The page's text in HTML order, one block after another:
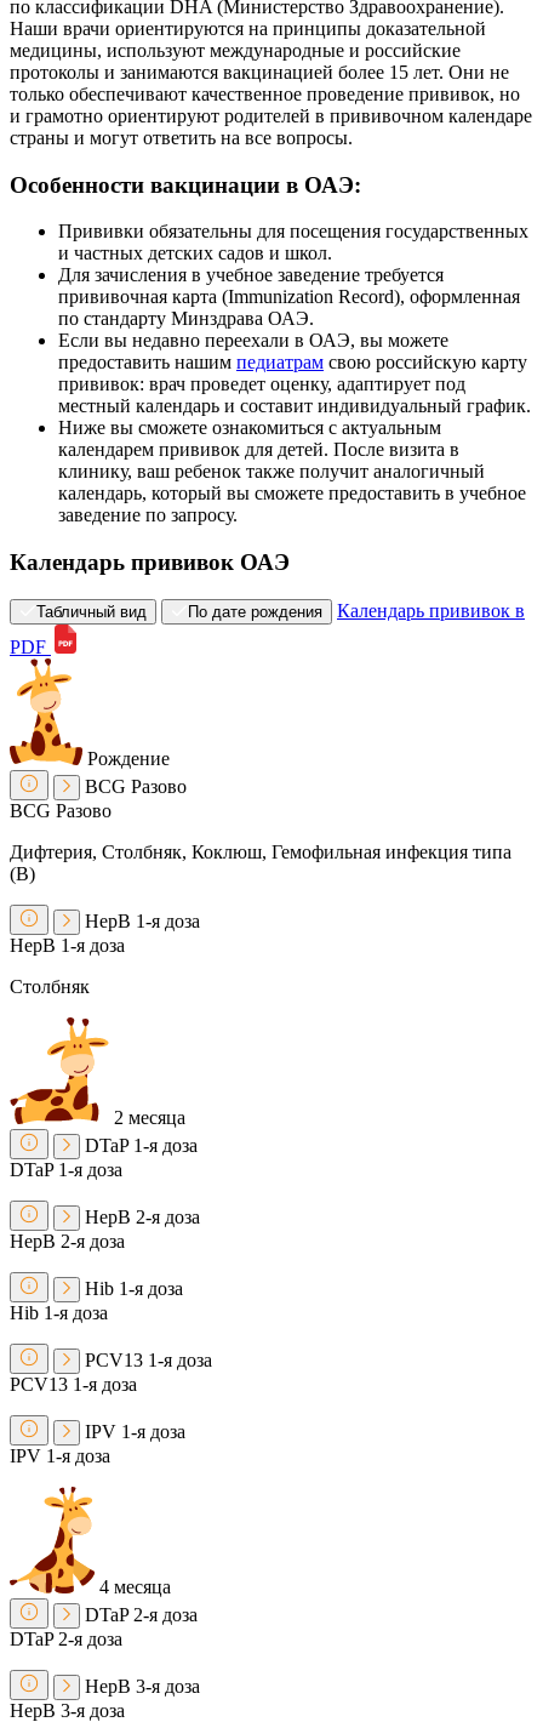
по классификации DHA (Министерство Здравоохранение).
Наши врачи ориентируются на принципы доказательной
медицины, используют международные и российские
протоколы и занимаются вакцинацией более 15 лет. Они не
только обеспечивают качественное проведение прививок, но
и грамотно ориентируют родителей в прививочном календаре
страны и могут ответить на все вопросы.
Особенности вакцинации в ОАЭ:
Прививки обязательны для посещения государственных
и частных детских садов и школ.
Для зачисления в учебное заведение требуется
прививочная карта (Immunization Record), оформленная
по стандарту Минздрава ОАЭ.
Если вы недавно переехали в ОАЭ, вы можете
предоставить нашим педиатрам свою российскую карту
прививок: врач проведет оценку, адаптирует под
местный календарь и составит индивидуальный график.
Ниже вы сможете ознакомиться с актуальным
календарем прививок для детей. После визита в
клинику, ваш ребенок также получит аналогичный
календарь, который вы сможете предоставить в учебное
заведение по запросу.
Календарь прививок ОАЭ
Табличный вид По дате рождения
Календарь прививок в
PDF
Рождение
BCG Разово
BCG Разово
Дифтерия, Столбняк, Коклюш, Гемофильная инфекция типа
(B)
HepB 1-я доза
HepB 1-я доза
Столбняк
2 месяца
DTaP 1-я доза
DTaP 1-я доза
HepB 2-я доза
HepB 2-я доза
Hib 1-я доза
Hib 1-я доза
PCV13 1-я доза
PCV13 1-я доза
IPV 1-я доза
IPV 1-я доза
4 месяца
DTaP 2-я доза
DTaP 2-я доза
HepB 3-я доза
HepB 3-я доза